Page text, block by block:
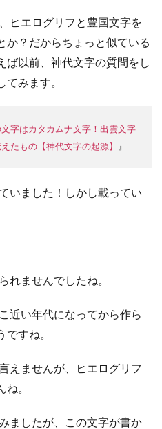
ヒエログリフと豊国文字を
か？だからちょっと似ている
ば以前、神代文字の質問をし
みます。
字はカタカムナ文字！出雲文字
たもの【神代文字の起源】
』
いました！しかし載ってい
れませんでしたね。
近い年代になってから作ら
すね。
えませんが、ヒエログリフ
。
ましたが、この文字が書か